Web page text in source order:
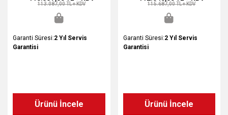
113.087,00 TL + KDV
Garanti Süresi:2 Yıl Servis
Garantisi
Ürünü İncele
115.687,00 TL + KDV
Garanti Süresi:2 Yıl Servis
Garantisi
Ürünü İncele